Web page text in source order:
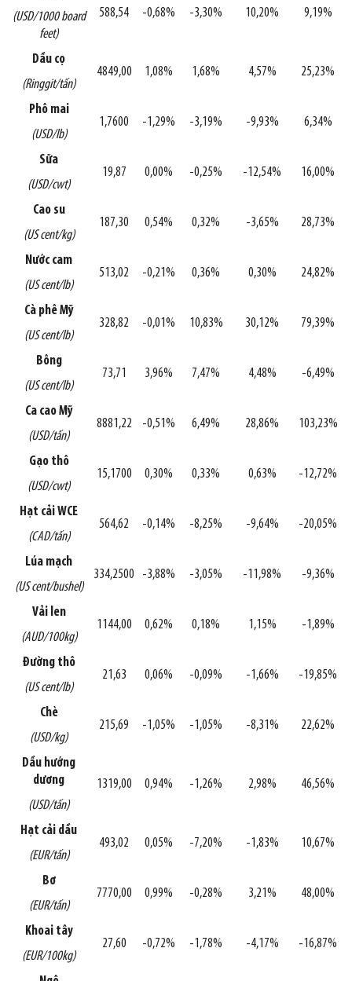
(USD/1000 board
feet)
588,54 -0,68% -3,30% 10,20% 9,19%
Dầu cọ
(Ringgit/tấn)
4849,00 1,08% 1,68% 4,57% 25,23%
Phô mai
(USD/lb)
1,7600 -1,29% -3,19% -9,93% 6,34%
Sữa
(USD/cwt)
19,87 0,00% -0,25% -12,54% 16,00%
Cao su
(US cent/kg)
187,30 0,54% 0,32% -3,65% 28,73%
Nước cam
(US cent/lb)
513,02 -0,21% 0,36% 0,30% 24,82%
Cà phê Mỹ
(US cent/lb)
328,82 -0,01% 10,83% 30,12% 79,39%
Bông
(US cent/lb)
73,71 3,96% 7,47% 4,48% -6,49%
Ca cao Mỹ
(USD/tấn)
8881,22 -0,51% 6,49% 28,86% 103,23%
Gạo thô
(USD/cwt)
15,1700 0,30% 0,33% 0,63% -12,72%
Hạt cải WCE
(CAD/tấn)
564,62 -0,14% -8,25% -9,64% -20,05%
Lúa mạch
(US cent/bushel)
334,2500 -3,88% -3,05% -11,98% -9,36%
Vải len
(AUD/100kg)
1144,00 0,62% 0,18% 1,15% -1,89%
Đường thô
(US cent/lb)
21,63 0,06% -0,09% -1,66% -19,85%
Chè
(USD/kg)
215,69 -1,05% -1,05% -8,31% 22,62%
Dầu hướng
dương
(USD/tấn)
1319,00 0,94% -1,26% 2,98% 46,56%
Hạt cải dầu
(EUR/tấn)
493,02 0,05% -7,20% -1,83% 10,67%
Bơ
(EUR/tấn)
7770,00 0,99% -0,28% 3,21% 48,00%
Khoai tây
(EUR/100kg)
27,60 -0,72% -1,78% -4,17% -16,87%